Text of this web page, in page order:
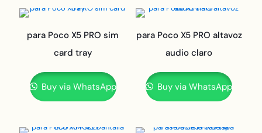
para Poco X5 PRO sim
card tray
Buy via WhatsApp
para Poco X5 PRO altavoz
audio claro
Buy via WhatsApp